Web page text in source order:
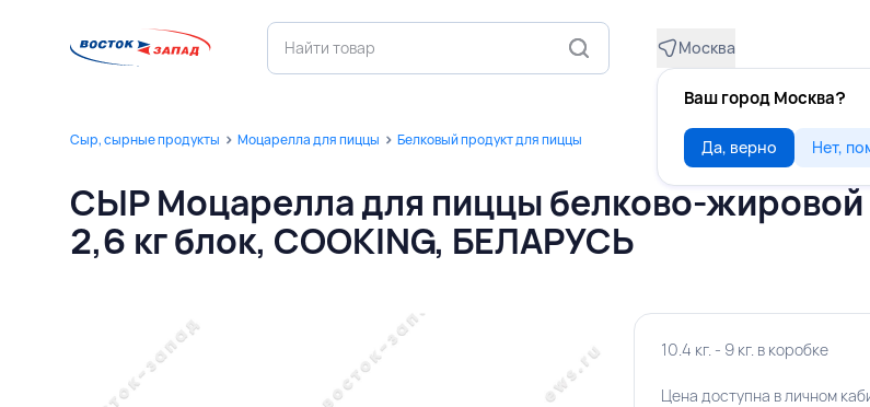
Москва
Ваш город Москва?
Да, верно Нет,
Сыр, сырные продукты Моцарелла для пиццы Белковый продукт для пиццы
СЫР Моцарелла для пиццы белково-жировой
2,6 кг блок, COOKING, БЕЛАРУСЬ
10.4 кг. - 9 кг. в коробке
Цена доступна в личном